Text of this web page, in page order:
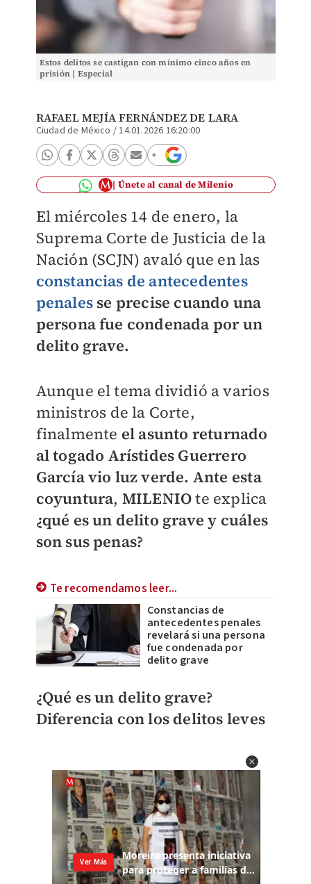
Estos delitos se castigan con mínimo cinco años en
prisión | Especial
RAFAEL MEJÍA FERNÁNDEZ DE LARA
Ciudad de México /14.01.2026 16:20:00
Únete al canal de Milenio
El miércoles 14 de enero, la
Suprema Corte de Justicia de la
Nación (SCJN) avaló que en las
constancias de antecedentes
penales se precise cuando una
persona fue condenada por un
delito grave.
Aunque el tema dividió a varios
ministros de la Corte,
finalmente el asunto returnado
al togado Arístides Guerrero
García vio luz verde. Ante esta
coyuntura, MILENIOte explica
¿qué es un delito grave y cuáles
son sus penas?
Te recomendamos leer...
Constancias de
antecedentes penales
revelará si una persona
fue condenada por
delito grave
¿Qué es un delito grave?
Diferencia con los delitos leves